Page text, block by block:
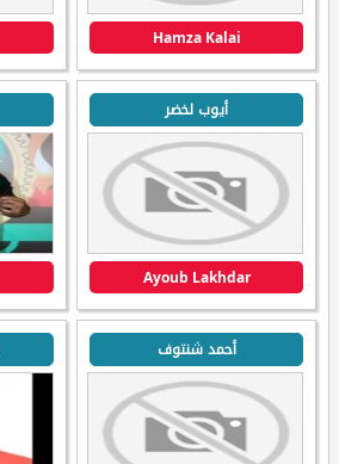
Hamza Kalai
أيوب لخضر
Ayoub Lakhdar
أحمد شنتوف